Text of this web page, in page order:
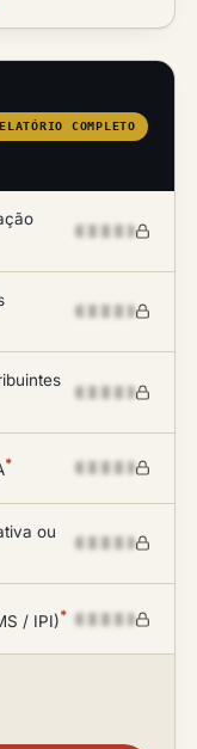
COMPLETO
*
ou
/ IPI)*